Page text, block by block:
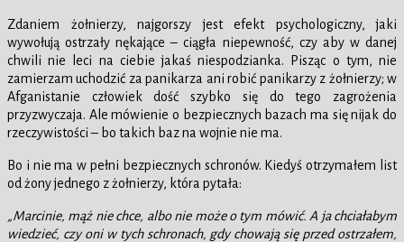
Zdaniem żołnierzy, najgorszy jest efekt psychologiczny, jaki
wywołują ostrzały nękające – ciągła niepewność, czy aby w danej
chwili nie leci na ciebie jakaś niespodzianka. Pisząc o tym, nie
zamierzam uchodzić za panikarza ani robić panikarzy z żołnierzy; w
Afganistanie człowiek dość szybko się do tego zagrożenia
przyzwyczaja. Ale mówienie o bezpiecznych bazach ma się nijak do
rzeczywistości – bo takich baz na wojnie nie ma.
Bo i nie ma w pełni bezpiecznych schronów. Kiedyś otrzymałem list
od żony jednego z żołnierzy, która pytała:
„Marcinie, mąż nie chce, albo nie może o tym mówić. A ja chciałabym
wiedzieć, czy oni w tych schronach, gdy chowają się przed ostrzałem,